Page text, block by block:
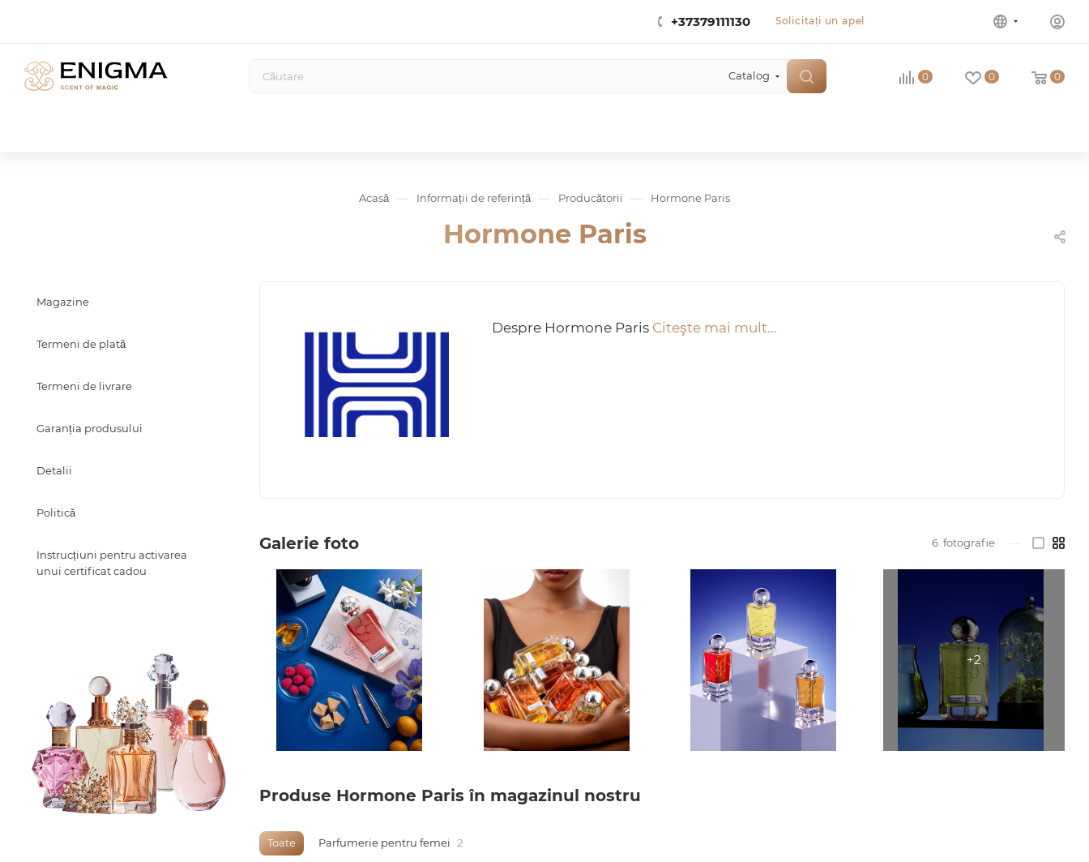
+37379111130 Solicitați un apel
Catalog 0 0 0
Acasă — Informații de referință — Producătorii — Hormone Paris
Hormone Paris
Despre Hormone Paris Citeşte mai mult...
Galerie foto 6 fotografie
Produse Hormone Paris în magazinul nostru
Toate Parfumerie pentru femei 2
Magazine
Termeni de plată
Termeni de livrare
Garanția produsului
Detalii
Politică
Instrucțiuni pentru activarea
unui certificat cadou